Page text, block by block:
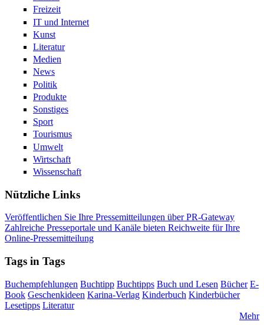
Freizeit
IT und Internet
Kunst
Literatur
Medien
News
Politik
Produkte
Sonstiges
Sport
Tourismus
Umwelt
Wirtschaft
Wissenschaft
Nützliche Links
Veröffentlichen Sie Ihre Pressemitteilungen über PR-Gateway
Zahlreiche Presseportale und Kanäle bieten Reichweite für Ihre
Online-Pressemitteilung
Tags in Tags
Buchempfehlungen Buchtipp Buchtipps Buch und Lesen Bücher E-
Book Geschenkideen Karina-Verlag Kinderbuch Kinderbücher
Lesetipps Literatur
Mehr